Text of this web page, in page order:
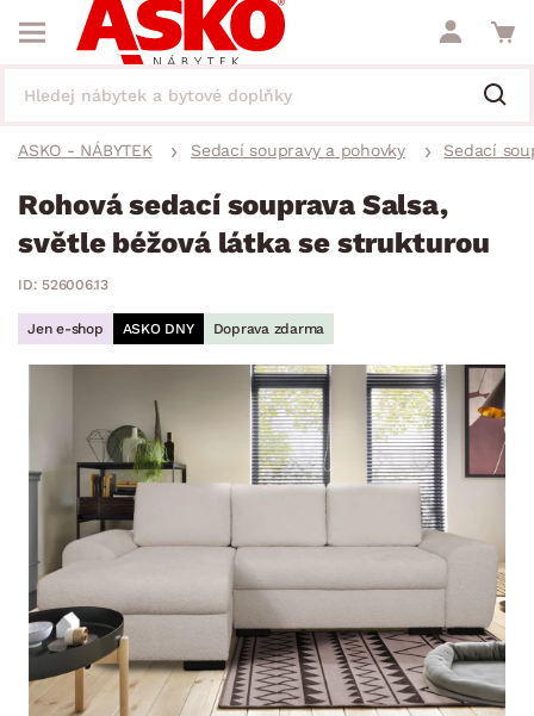
ASKO - NÁBYTEK Sedací soupravy a pohovky Sedací
Rohová sedací souprava Salsa,
světle béžová látka se strukturou
ID: 526006.13
Jen e-shop ASKO DNY Doprava zdarma